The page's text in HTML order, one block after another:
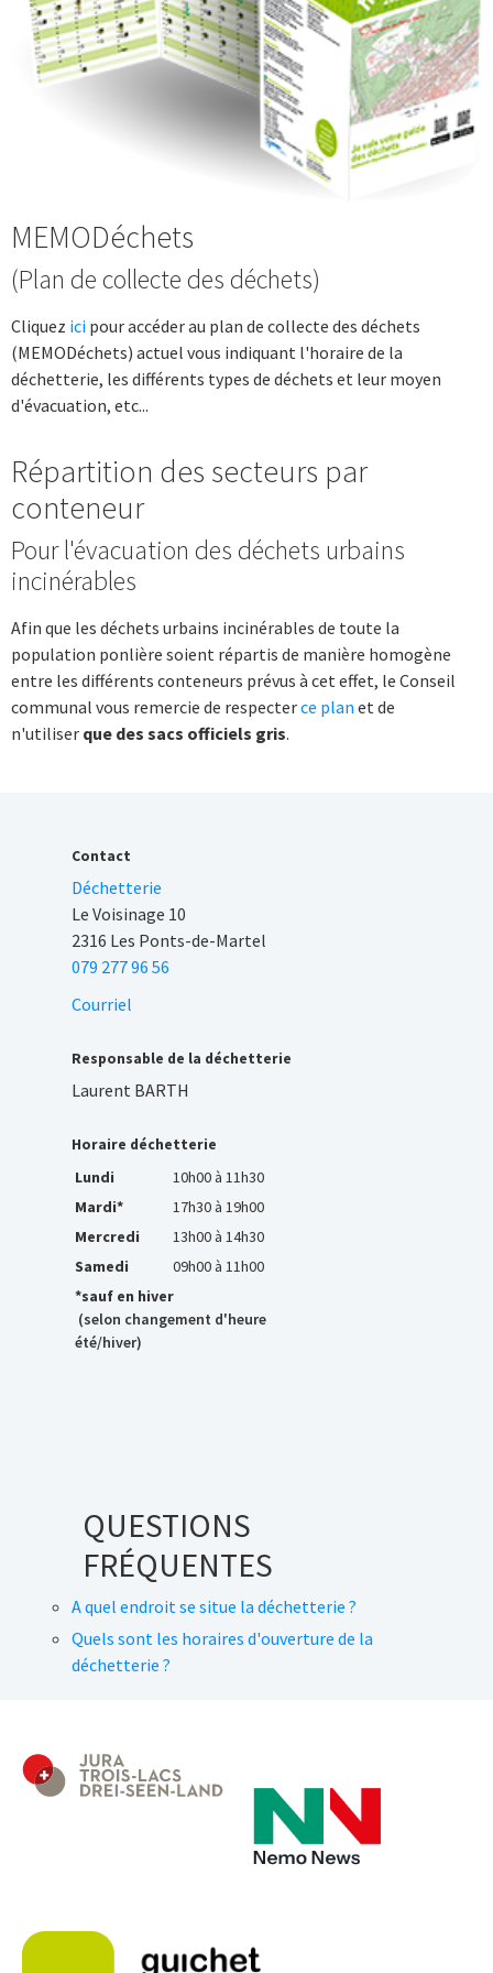
MEMODéchets
(Plan de collecte des déchets)
Cliquez ici pour accéder au plan de collecte des déchets
(MEMODéchets) actuel vous indiquant l'horaire de la
déchetterie, les différents types de déchets et leur moyen
d'évacuation, etc...
Répartition des secteurs par
conteneur
Pour l'évacuation des déchets urbains
incinérables
Afin que les déchets urbains incinérables de toute la
population ponlière soient répartis de manière homogène
entre les différents conteneurs prévus à cet effet, le Conseil
communal vous remercie de respecterce plan et de
n'utiliser que des sacs officiels gris.
Contact
Déchetterie
Le Voisinage 10
2316 Les Ponts-de-Martel
079 277 96 56
Courriel
Responsable de la déchetterie
Laurent BARTH
Horaire déchetterie
Lundi
10h00 à 11h30
Mardi*
17h30 à 19h00
Mercredi
13h00 à 14h30
Samedi
09h00 à 11h00
*sauf en hiver
(selon changement d'heure
été/hiver)
QUESTIONS
FRÉQUENTES
A quel endroit se situe la déchetterie ?
Quels sont les horaires d'ouverture de la
déchetterie ?